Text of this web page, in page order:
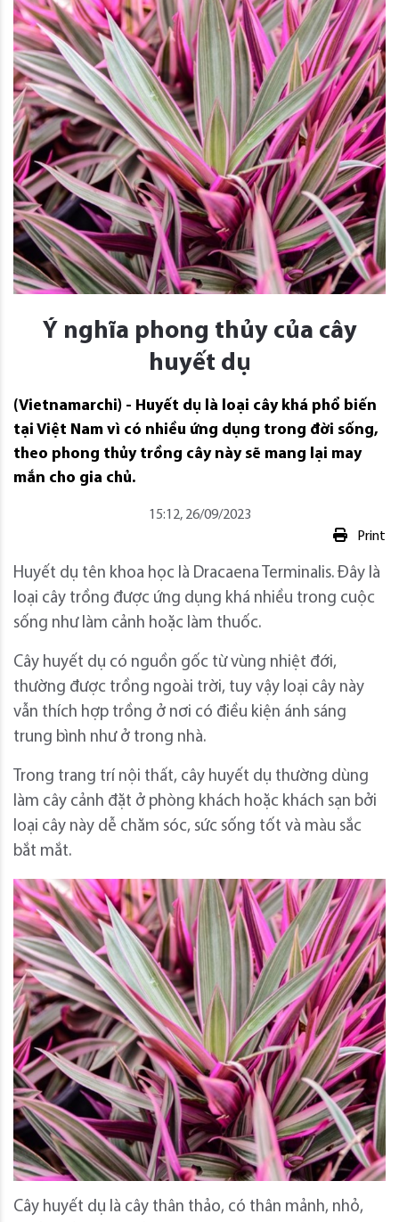
Ý nghĩa phong thủy của cây
huyết dụ
(Vietnamarchi) - Huyết dụ là loại cây khá phổ biến
tại Việt Nam vì có nhiều ứng dụng trong đời sống,
theo phong thủy trồng cây này sẽ mang lại may
mắn cho gia chủ.
15:12, 26/09/2023
Print
Huyết dụ tên khoa học là Dracaena Terminalis. Đây là
loại cây trồng được ứng dụng khá nhiều trong cuộc
sống như làm cảnh hoặc làm thuốc.
Cây huyết dụ có nguồn gốc từ vùng nhiệt đới,
thường được trồng ngoài trời, tuy vậy loại cây này
vẫn thích hợp trồng ở nơi có điều kiện ánh sáng
trung bình như ở trong nhà.
Trong trang trí nội thất, cây huyết dụ thường dùng
làm cây cảnh đặt ở phòng khách hoặc khách sạn bởi
loại cây này dễ chăm sóc, sức sống tốt và màu sắc
bắt mắt.
Cây huyết dụ là cây thân thảo, có thân mảnh, nhỏ,